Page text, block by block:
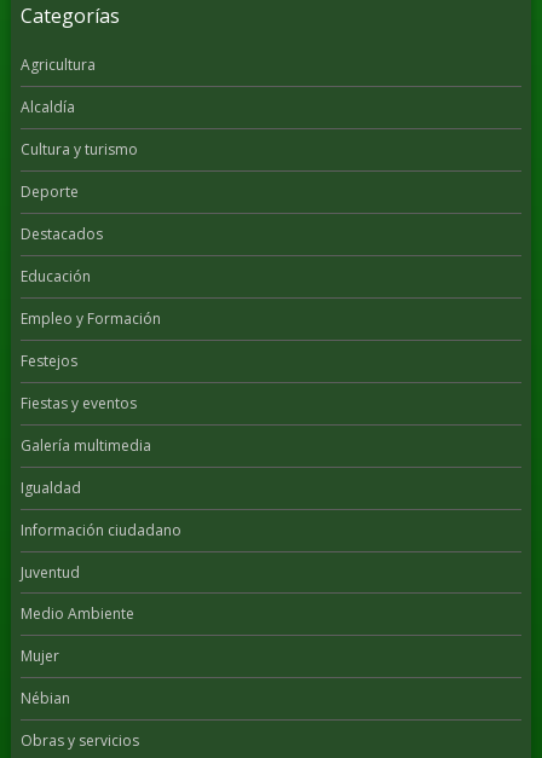
Categorías
Agricultura
Alcaldía
Cultura y turismo
Deporte
Destacados
Educación
Empleo y Formación
Festejos
Fiestas y eventos
Galería multimedia
Igualdad
Información ciudadano
Juventud
Medio Ambiente
Mujer
Nébian
Obras y servicios